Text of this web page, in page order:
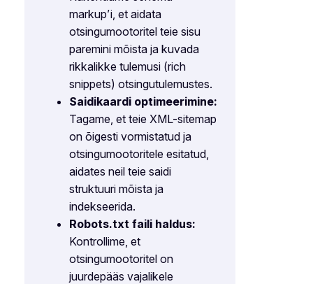
markup’i, et aidata
otsingumootoritel teie sisu
paremini mõista ja kuvada
rikkalikke tulemusi (rich
snippets) otsingutulemustes.
Saidikaardi optimeerimine:
Tagame, et teie XML-sitemap
on õigesti vormistatud ja
otsingumootoritele esitatud,
aidates neil teie saidi
struktuuri mõista ja
indekseerida.
Robots.txt faili haldus:
Kontrollime, et
otsingumootoritel on
juurdepääs vajalikele